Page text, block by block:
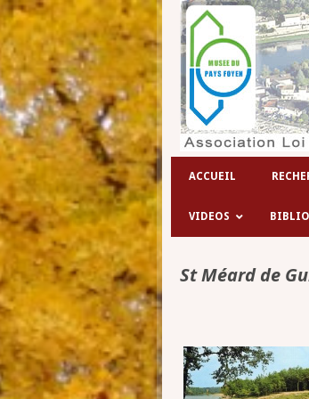
ACCUEIL
VIDEOS
St Méard de